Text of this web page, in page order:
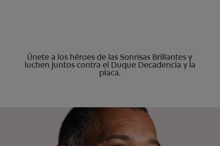
Únete a los héroes de las Sonrisas Brillantes y
luchen juntos contra el Duque Decadencia y la
placa.